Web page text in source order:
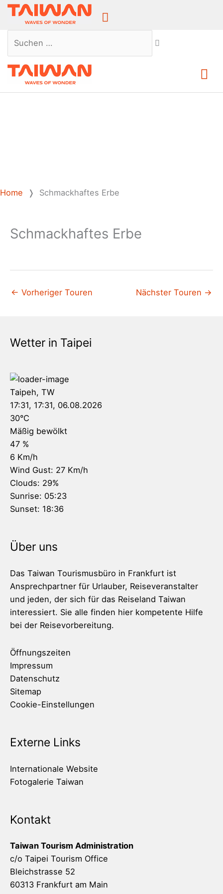
Above
Suchen …
Home ❭ Schmackhaftes Erbe
Schmackhaftes Erbe
← Vorheriger Touren Nächster Touren →
Wetter in Taipei
Taipeh, TW
17:31, 17:31, 06.08.2026
30°C
Mäßig bewölkt
47 %
6 Km/h
Wind Gust: 27 Km/h
Clouds: 29%
Sunrise: 05:23
Sunset: 18:36
Über uns
Das Taiwan Tourismusbüro in Frankfurt ist
Ansprechpartner für Urlauber, Reiseveranstalter
und jeden, der sich für das Reiseland Taiwan
interessiert. Sie alle finden hier kompetente Hilfe
bei der Reisevorbereitung.
Öffnungszeiten
Impressum
Datenschutz
Sitemap
Cookie-Einstellungen
Externe Links
Internationale Website
Fotogalerie Taiwan
Kontakt
Taiwan Tourism Administration
c/o Taipei Tourism Office
Bleichstrasse 52
60313 Frankfurt am Main